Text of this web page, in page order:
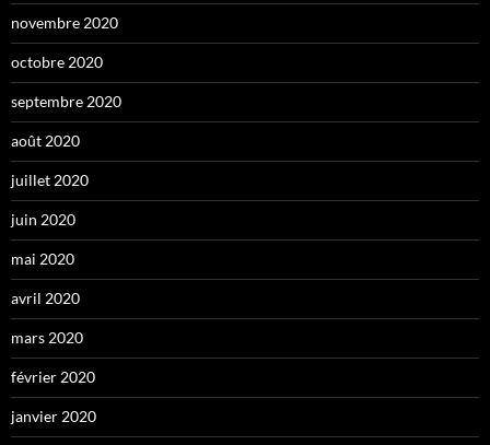
novembre 2020
octobre 2020
septembre 2020
août 2020
juillet 2020
juin 2020
mai 2020
avril 2020
mars 2020
février 2020
janvier 2020